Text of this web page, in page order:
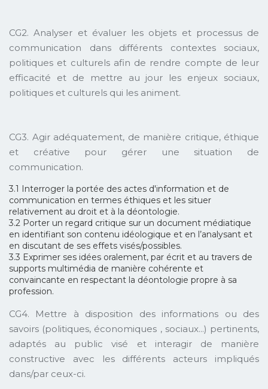
CG2. Analyser et évaluer les objets et processus de
communication dans différents contextes sociaux,
politiques et culturels afin de rendre compte de leur
efficacité et de mettre au jour les enjeux sociaux,
politiques et culturels qui les animent.
CG3. Agir adéquatement, de manière critique, éthique
et créative pour gérer une situation de
communication.
3.1 Interroger la portée des actes d'information et de
communication en termes éthiques et les situer
relativement au droit et à la déontologie.
3.2 Porter un regard critique sur un document médiatique
en identifiant son contenu idéologique et en l’analysant et
en discutant de ses effets visés/possibles.
3.3 Exprimer ses idées oralement, par écrit et au travers de
supports multimédia de manière cohérente et
convaincante en respectant la déontologie propre à sa
profession.
CG4. Mettre à disposition des informations ou des
savoirs (politiques, économiques , sociaux...) pertinents,
adaptés au public visé et interagir de manière
constructive avec les différents acteurs impliqués
dans/par ceux-ci.